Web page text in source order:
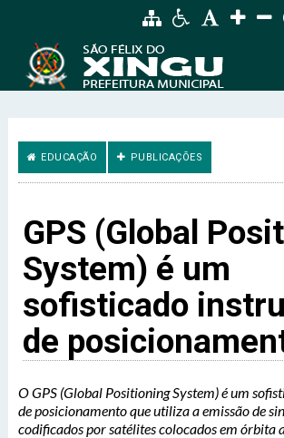
EDUCAÇÃO PUBLICAÇÕES
GPS (Global
System) é um
sofisticado
de
O GPS (Global Positioning System) é um
de posicionamento que utiliza a emissão de
codificados por satélites colocados em órbita